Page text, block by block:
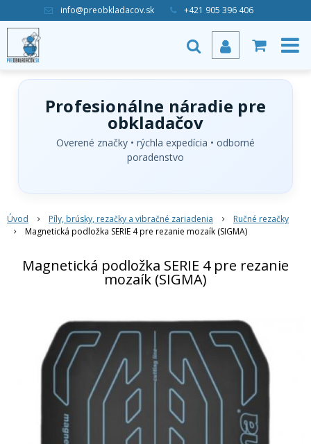
info@preobkladacov.sk +421 905 396 406
Profesionálne náradie pre
obkladačov
Overené značky • rýchla expedícia • odborné
poradenstvo
Úvod Píly, brúsky, rezačky a vibračné zariadenia
Ručné rezačky
Magnetická podložka SERIE 4 pre rezanie mozaík (SIGMA)
Magnetická podložka SERIE 4 pre rezanie
mozaík (SIGMA)